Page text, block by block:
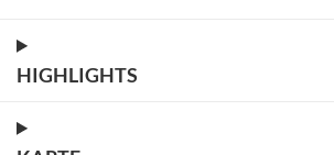
HIGHLIGHTS